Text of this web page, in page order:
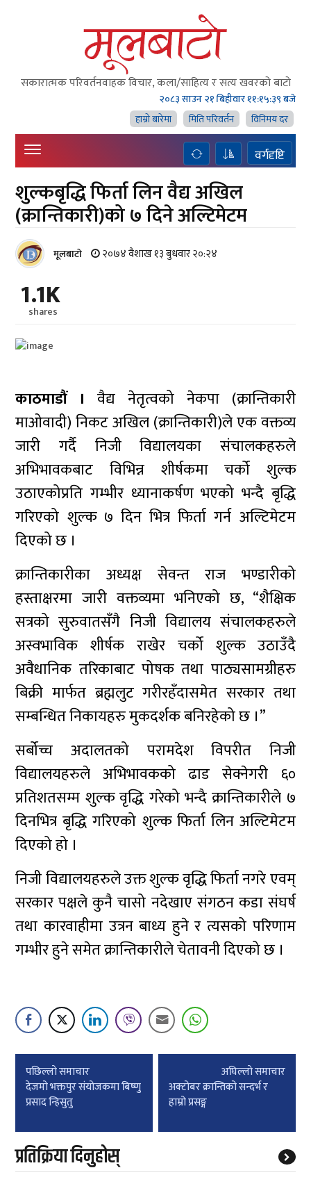
सकारात्मक परिवर्तनवाहक विचार, कला/साहित्य र सत्य खवरको बाटाे
२०८३ साउन २१ बिहीवार११:१५:४० बजे
हाम्राे बारेमा
मिति परिवर्तन विनिमय दर
वर्गदृष्टि
शुल्कबृद्धि फिर्ता लिन वैद्य अखिल
(क्रान्तिकारी)को ७ दिने अल्टिमेटम
मूलबाटाे २०७४ वैशाख १३ बुधवार २०:२४
1.1K
shares
काठमाडौं । वैद्य नेतृत्वको नेकपा (क्रान्तिकारी
माओवादी) निकट अखिल (क्रान्तिकारी)ले एक वक्तव्य
जारी गर्दै निजी विद्यालयका संचालकहरुले
अभिभावकबाट विभिन्न शीर्षकमा चर्को शुल्क
उठाएकोप्रति गम्भीर ध्यानाकर्षण भएको भन्दै बृद्धि
गरिएको शुल्क ७ दिन भित्र फिर्ता गर्न अल्टिमेटम
दिएको छ ।
क्रान्तिकारीका अध्यक्ष सेवन्त राज भण्डारीको
हस्ताक्षरमा जारी वक्तव्यमा भनिएको छ, “शैक्षिक
सत्रको सुरुवातसँगै निजी विद्यालय संचालकहरुले
अस्वभाविक शीर्षक राखेर चर्को शुल्क उठाउँदै
अवैधानिक तरिकाबाट पोषक तथा पाठ्यसामग्रीहरु
बिक्री मार्फत ब्रह्मलुट गरीरहँदासमेत सरकार तथा
सम्बन्धित निकायहरु मुकदर्शक बनिरहेको छ ।”
सर्बोच्च अदालतको परामदेश विपरीत निजी
विद्यालयहरुले अभिभावकको ढाड सेक्नेगरी ६०
प्रतिशतसम्म शुल्क वृद्धि गरेको भन्दै क्रान्तिकारीले ७
दिनभित्र बृद्धि गरिएको शुल्क फिर्ता लिन अल्टिमेटम
दिएको हो ।
निजी विद्यालयहरुले उक्त शुल्क वृद्धि फिर्ता नगरे एवम्
सरकार पक्षले कुनै चासो नदेखाए संगठन कडा संघर्ष
तथा कारवाहीमा उत्रन बाध्य हुने र त्यसको परिणाम
गम्भीर हुने समेत क्रान्तिकारीले चेतावनी दिएको छ ।
Post
navigation
पछिल्लाे समाचार
देजमो भक्तपुर संयोजकमा बिष्णु
प्रसाद न्हिसुतु
अघिल्लाे समाचार
अक्टोबर क्रान्तिको सन्दर्भ र
हाम्रो प्रसङ्ग
प्रतिक्रिया दिनुहोस्